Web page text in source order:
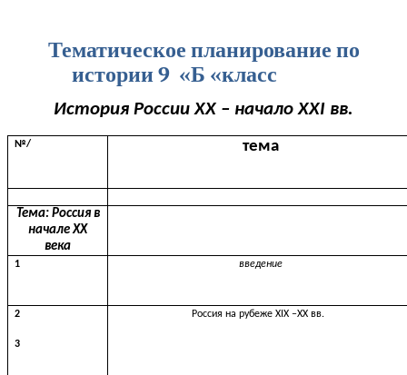
Тематическое планирование по
истории 9 «Б «класс
История России XX – начало XXI вв.
№/ тема
Тема: Россия в
начале XX
века
1 введение
2
3
Россия на рубеже XIX –XX вв.